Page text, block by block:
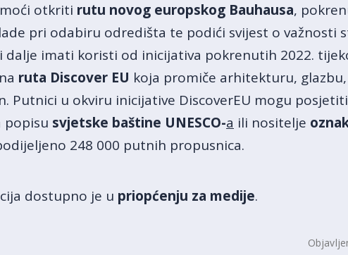
otkriti rutu novog europskog Bauhausa,
pri odabiru odredišta te podići svijest o važnosti
dalje imati koristi od inicijativa pokrenutih 2022.
ruta Discover EU koja promiče arhitekturu,
Putnici u okviru inicijative DiscoverEU mogu posjetiti
popisu svjetske baštine UNESCO-a ili nositelje
248 000 putnih propusnica.
dostupno je u priopćenju za medije.